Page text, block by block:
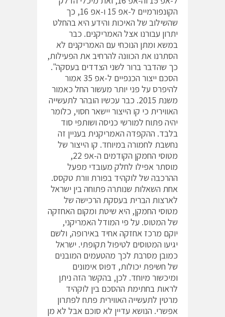
הקונפורמיים ל-אפ 15 ו-אפ 16, כך
שהשילוב של האיכות והידע היא בהחלט
יתרון עבורנו אצל האמריקנים. כבר
במשא ומתן הנוכחי עם האמריקנים לא
הסתרנו את הכוונה להרחיב את הפעילות,
כך שהדבר ברור לשני הצדדים בעסקה".
הסכם ייצור הכנפיים ל-אפ 35 אמור
להיפרס על פני יותר מעשור החל כאמור
משנת 2015. כבר עכשיו הובהר לתעשייה
האווירית כי קו הייצור יישאר חסוי, כלומר
יהיה פתוח למורשי כניסה ושותפי סוד
בלבד. ההקפדה האמריקנית בעניין זה
נחשבת לחמורה במיוחד. קו הייצור של
מטוסי החמקן הקודמים ה-אפ 22,
מוסתר אפילו לחלק מעובדי מפעל
ההרכבה של לוקהיד בפורת וורת טקסס.
אחת השאלות שנותרה פתוחה בין ישראל
לארצות הברית בעסקת הרכישה של
מטוסי החמקן, היא שיטת ומקום האחזקה
של המטוס. על פי המודל האמריקני,
יוקם מרכז אחזקה אחיד באירופה, ולשם
יגיעו המטוסים לטיפול תקופתי. ישראל
כמובן מסרבת לכך מהטעמים המובנים
של חשיפת יכולות, דפוס אימונים
ומיכשור מיוחד. לכן, בהקשר הזה ניתן
לראות בחתימת ההסכם בין לוקהיד
מרטין לתעשייה האווירית פתח לפתרון
אפשרי. הנושא עדיין לא סוכם אבל לא מן